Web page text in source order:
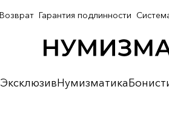
ЭксклюзивНумизматика
Возврат Гарантия подлинности